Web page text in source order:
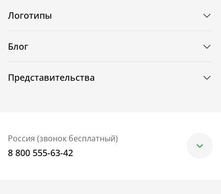
Логотипы
Блог
Представительства
Россия (звонок бесплатный)
8 800 555-63-42